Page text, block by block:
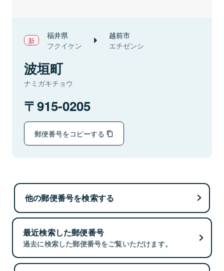
福井県
フクイケン
越前市
エチゼンシ
波垣町
ナミガキチョウ
915-0205
郵便番号をコピーする
他の郵便番号を検索する
最近検索した郵便番号
過去に検索した郵便番号をご覧いただけます。